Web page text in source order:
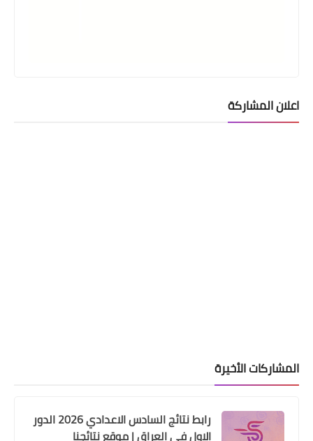
الجمعة وتوقعات الطقس المستقبليةاعلان المشاركة
المشاركات الأخيرة
رابط نتائج السادس الاعدادي 2026 الدور
الاول في العراق | موقع نتائجنا